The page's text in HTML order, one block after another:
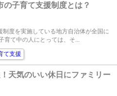
子育て支援制度とは？
制度を実施している地方自治体が全国に
育て中の人にとっては、そ...
て支援
天気のいい休日にファミリー